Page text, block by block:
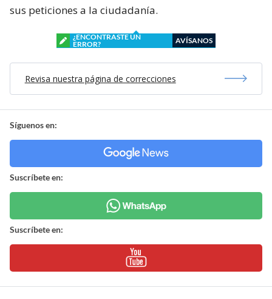
sus peticiones a la ciudadanía.
¿ENCONTRASTE UN
ERROR?
AVÍSANOS
Revisa nuestra página de correcciones
Síguenos en:
Suscríbete en:
Suscríbete en: